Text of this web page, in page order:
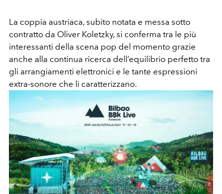
La coppia austriaca, subito notata e messa sotto
contratto da Oliver Koletzky, si conferma tra le più
interessanti della scena pop del momento grazie
anche alla continua ricerca dell’equilibrio perfetto tra
gli arrangiamenti elettronici e le tante espressioni
extra-sonore che li caratterizzano.